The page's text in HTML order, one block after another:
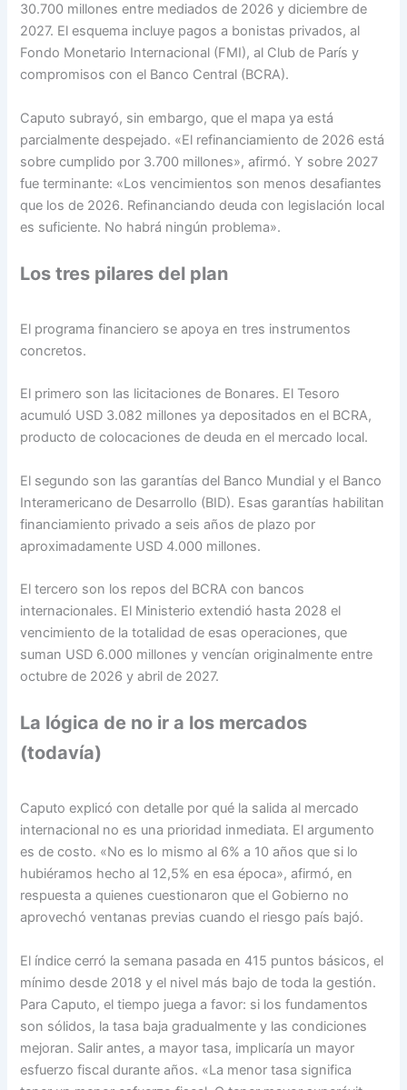
30.700 millones entre mediados de 2026 y diciembre de
2027. El esquema incluye pagos a bonistas privados, al
Fondo Monetario Internacional (FMI), al Club de París y
compromisos con el Banco Central (BCRA).
Caputo subrayó, sin embargo, que el mapa ya está
parcialmente despejado. «El refinanciamiento de 2026 está
sobre cumplido por 3.700 millones», afirmó. Y sobre 2027
fue terminante: «Los vencimientos son menos desafiantes
que los de 2026. Refinanciando deuda con legislación local
es suficiente. No habrá ningún problema».
Los tres pilares del plan
El programa financiero se apoya en tres instrumentos
concretos.
El primero son las licitaciones de Bonares. El Tesoro
acumuló USD 3.082 millones ya depositados en el BCRA,
producto de colocaciones de deuda en el mercado local.
El segundo son las garantías del Banco Mundial y el Banco
Interamericano de Desarrollo (BID). Esas garantías habilitan
financiamiento privado a seis años de plazo por
aproximadamente USD 4.000 millones.
El tercero son los repos del BCRA con bancos
internacionales. El Ministerio extendió hasta 2028 el
vencimiento de la totalidad de esas operaciones, que
suman USD 6.000 millones y vencían originalmente entre
octubre de 2026 y abril de 2027.
La lógica de no ir a los mercados
(todavía)
Caputo explicó con detalle por qué la salida al mercado
internacional no es una prioridad inmediata. El argumento
es de costo. «No es lo mismo al 6% a 10 años que si lo
hubiéramos hecho al 12,5% en esa época», afirmó, en
respuesta a quienes cuestionaron que el Gobierno no
aprovechó ventanas previas cuando el riesgo país bajó.
El índice cerró la semana pasada en 415 puntos básicos, el
mínimo desde 2018 y el nivel más bajo de toda la gestión.
Para Caputo, el tiempo juega a favor: si los fundamentos
son sólidos, la tasa baja gradualmente y las condiciones
mejoran. Salir antes, a mayor tasa, implicaría un mayor
esfuerzo fiscal durante años. «La menor tasa significa